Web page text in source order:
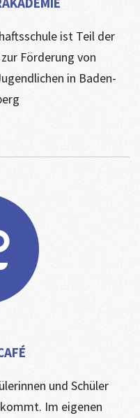
ist Teil der
Förderung von
in Baden-
und Schüler
Im eigenen